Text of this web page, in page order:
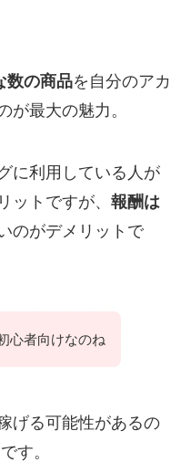
数の商品を自分のアカ
が最大の魅力。
に利用している人が
ットですが、 報酬は
のがデメリットで
心者向けなのね
げる可能性があるの
す。